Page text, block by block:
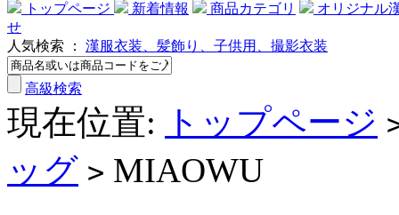
トップページ 新着情報 商品カテゴリ
オリジナル
せ
人気検索 ： 漢服衣装、髪飾り、子供用、撮影衣装
高級検索
現在位置: トップページ
ッグ > MIAOWU